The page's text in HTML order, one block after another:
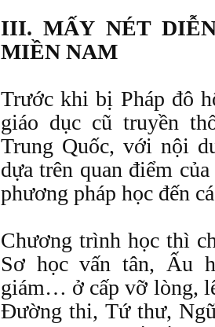
III. MẤY NÉT
MIỀN NAM
Trước khi bị Pháp đô
giáo dục cũ truyền
Trung Quốc, với nội
dựa trên quan điểm
phương pháp học đến
Chương trình học thì
Sơ học vấn tân, Ấu
giám… ở cấp vỡ lòng,
Đường thi, Tứ thư,